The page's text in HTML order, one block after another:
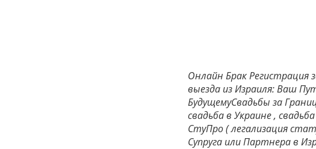
Онлайн Брак Регистрация
выезда из Израиля: Ваш
БудущемуСвадьбы за
свадьба в Украине ,
СтуПро ( легализация
Супруга или Партнера в